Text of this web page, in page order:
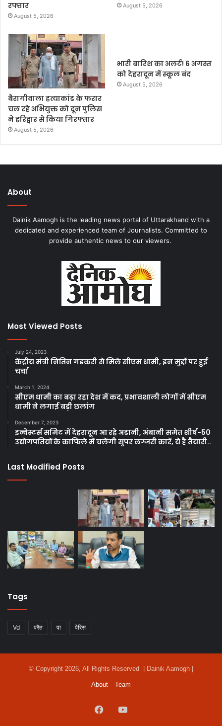
रफ्तार
August 5, 2026
August 5, 2026
बैरागीवाला हत्याकांड के फरार
चल रहे अभियुक्त को दून पुलिस
ने हरिद्वार से किया गिरफ्तार
August 5, 2026
भारी बारिश का अलर्ट! 6 अगस्त
को देहरादून में स्कूल बंद
August 5, 2026
About
Dainik Aamogh is the leading news portal of Uttarakhand with a
dedicated and experienced team of Journalists. Committed to
provide authentic news to our viewers.
Most Viewed Posts
July 24, 2023
केंद्रीय मंत्री नितिन गडकरी से मिले सीएम धामी, इन मुद्दों पर हुई
चर्चा
March 1, 2024
सीएम धामी का बढ़ा रहा देश में कद, प्रभावशाली लोगों में सीएम
धामी ने लगाई बड़ी छलांग
December 7, 2023
इन्वेस्टर्स समिट में देहरादून आ रहे अडानी, अंबानी समेत शीर्ष-50
उद्योगपतियों के काफिले में चलेंगी सुपर लग्जरी कारें, ये है तैयारी..
Last Modified Posts
Tags
Vd परैत पा पेरिस
© Copyright 2026, All Rights Reserved | Dainik Aamogh |
About Team
Facebook